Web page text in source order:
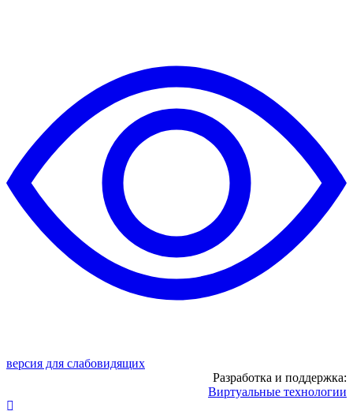
версия для слабовидящих
Разработка и поддержка:
Виртуальные технологии